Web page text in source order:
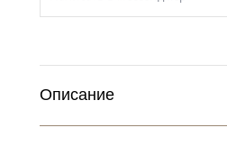
Описание